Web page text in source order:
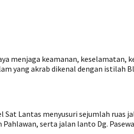
menjaga keamanan,
yang akrab dikenal dengan istilah
Lantas menyusuri sejumlah
serta jalan lanto Dg.